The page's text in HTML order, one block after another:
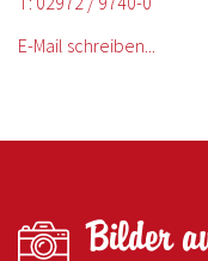
E-Mail schreiben...
Bilder